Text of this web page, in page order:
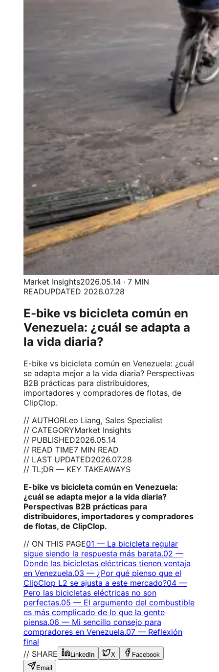
Market Insights2026.05.14 · 7 MIN
READUPDATED 2026.07.28
E-bike vs bicicleta común en
Venezuela: ¿cuál se adapta a
la vida diaria?
E-bike vs bicicleta común en Venezuela: ¿cuál
se adapta mejor a la vida diaria? Perspectivas
B2B prácticas para distribuidores,
importadores y compradores de flotas, de
ClipClop.
// AUTHORLeo Liang, Sales Specialist
// CATEGORYMarket Insights
// PUBLISHED2026.05.14
// READ TIME7 MIN READ
// LAST UPDATED2026.07.28
// TL;DR — KEY TAKEAWAYS
E-bike vs bicicleta común en Venezuela:
¿cuál se adapta mejor a la vida diaria?
Perspectivas B2B prácticas para
distribuidores, importadores y compradores
de flotas, de ClipClop.
// ON THIS PAGE01 — La bicicleta regular
sigue siendo la respuesta más barata.02 —
Donde las bicicletas eléctricas tienen ventaja
en Venezuela.03 — ¿Por qué pienso que el
ClipClop L2 se ajusta a este mercado?04 —
Pero las bicicletas eléctricas no son
perfectas.05 — El argumento del combustible
es más complicado de lo que la gente
piensa.06 — Mi sencillo consejo para
compradores en Venezuela.07 — Reflexión
final
// SHARE
LinkedIn X
Facebook
Email